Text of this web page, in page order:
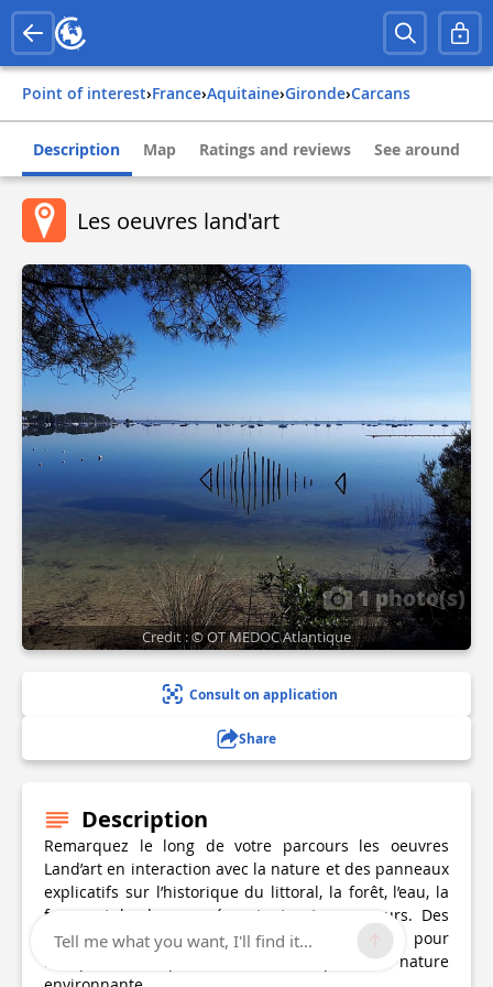
Point of interest› france› aquitaine› gironde› carcans
Description Map Ratings and reviews See around
Les oeuvres land'art
1 photo(s)
Credit : © OT MEDOC Atlantique
Consult on application
Share
Description
Remarquez le long de votre parcours les oeuvres
Land’art en interaction avec la nature et des panneaux
explicatifs sur l’historique du littoral, la forêt, l’eau, la
faune et la dune agrémentent votre parcours. Des
bancs sont également à votre disposition pour
marquer des pauses et contempler la nature
Tell me what you want, I'll find it...